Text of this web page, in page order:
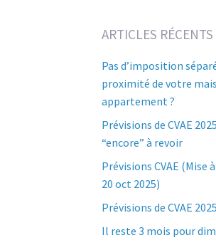
ARTICLES RÉCENTS
Pas d’imposition
proximité de votre
appartement ?
Prévisions de CVAE
“encore” à revoir
Prévisions CVAE (Mise
20 oct 2025)
Prévisions de CVAE
Il reste 3 mois pour